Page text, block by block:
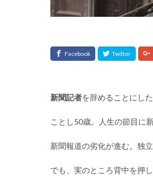
新聞記者を辞めることにした
ことし50歳。人生の節目に
新聞報道の劣化が進む。独
でも、実のところ背中を押